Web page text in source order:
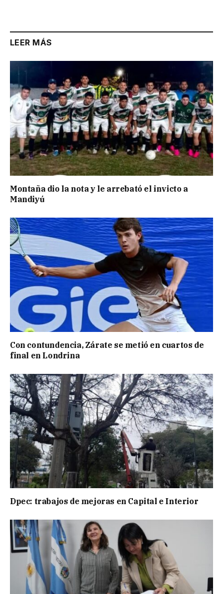
LEER MÁS
Montaña dio la nota y le arrebató el invicto a
Mandiyú
Con contundencia, Zárate se metió en cuartos de
final en Londrina
Dpec: trabajos de mejoras en Capital e Interior